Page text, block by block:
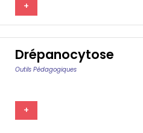
+
Drépanocytose
Outils Pédagogiques
+